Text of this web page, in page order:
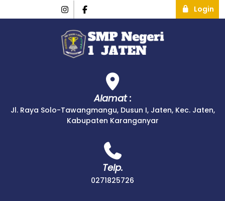
Login
Alamat :
Jl. Raya Solo-Tawangmangu, Dusun I, Jaten, Kec. Jaten,
Kabupaten Karanganyar
Telp.
0271825726